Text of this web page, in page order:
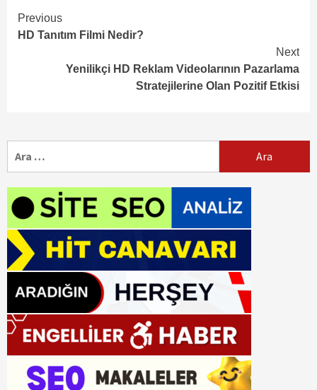
Continue
Reading
Previous
HD Tanıtım Filmi Nedir?
Next
Yenilikçi HD Reklam Videolarının Pazarlama
Stratejilerine Olan Pozitif Etkisi